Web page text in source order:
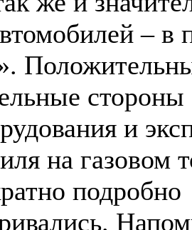
– в
стороны
и
на газовом
подробно